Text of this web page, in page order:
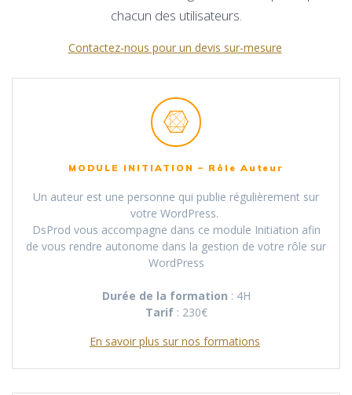
chacun des utilisateurs.
Contactez-nous pour un devis sur-mesure
MODULE INITIATION – Rôle Auteur
Un auteur est une personne qui publie régulièrement sur
votre WordPress.
DsProd vous accompagne dans ce module Initiation afin
de vous rendre autonome dans la gestion de votre rôle sur
WordPress
Durée de la formation : 4H
Tarif: 230€
En savoir plus sur nos formations